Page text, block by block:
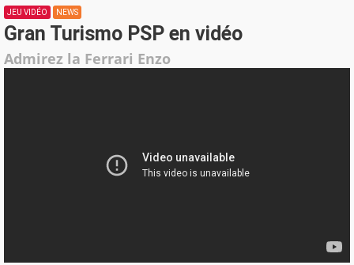
JEU VIDÉO NEWS
Gran Turismo PSP en vidéo
Admirez la Ferrari Enzo